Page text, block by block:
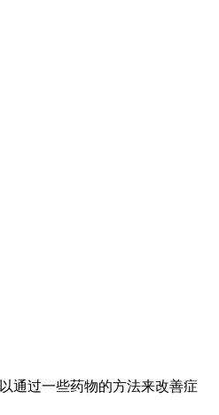
通过一些药物的方法来改善症